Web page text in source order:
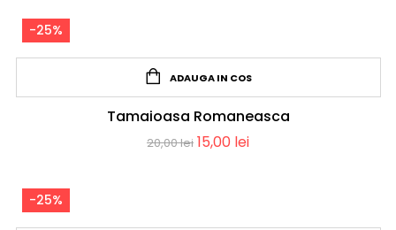
-25%
ADAUGA IN COS
Tamaioasa Romaneasca
20,00lei 15,00 lei
-25%